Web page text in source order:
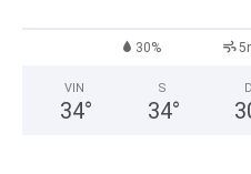
30%
VIN
34°
S
34°
D